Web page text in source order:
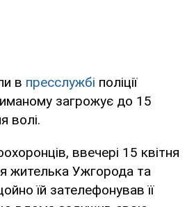
в пресслужбі поліції
загрожує до 15
волі.
ввечері 15 квітня
жителька Ужгорода та
їй зателефонував її